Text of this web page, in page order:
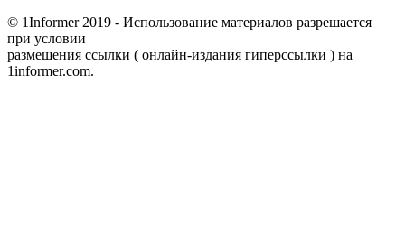
© 1Informer 2019 - Использование материалов разрешается
при условии
размешения ссылки ( онлайн-издания гиперссылки ) на
1informer.com.